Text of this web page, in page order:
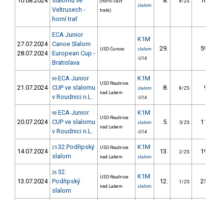
Veltrusech -
horní trať
(horní část
tratě)
slalom
8/ZS
27.07.2024
28.07.2024
ECA Junior
Canoe Slalom
European Cup -
Bratislava
USD Čunovo
K1M
slalom
-U14
29. 59.70
21.07.2024
99 ECA Junior
CUP ve slalomu
v Roudnici n.L.
USD Roudnice
nad Labem
K1M
slalom
-U14
8. 8/ZS 9.90
20.07.2024
98 ECA Junior
CUP ve slalomu
v Roudnici n.L.
USD Roudnice
nad Labem
K1M
slalom
-U14
5. 5/ZS 11.76
14.07.2024 25 32.Podřipský
slalom
USD Roudnice
nad Labem
K1M
slalom
13. 2/ZS 19.79
13.07.2024
26 32.
Podřipský
slalom
USD Roudnice
nad Labem
K1M
slalom
12. 1/ZS 25.37